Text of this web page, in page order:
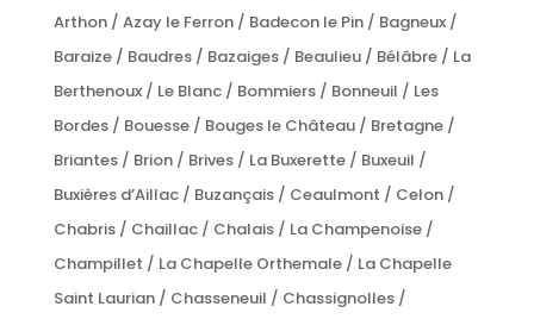
Arthon / Azay le Ferron / Badecon le Pin / Bagneux /
Baraize / Baudres / Bazaiges / Beaulieu / Bélâbre / La
Berthenoux / Le Blanc / Bommiers / Bonneuil / Les
Bordes / Bouesse / Bouges le Château / Bretagne /
Briantes / Brion / Brives / La Buxerette / Buxeuil /
Buxières d’Aillac / Buzançais / Ceaulmont / Celon /
Chabris / Chaillac / Chalais / La Champenoise /
Champillet / La Chapelle Orthemale / La Chapelle
Saint Laurian / Chasseneuil / Chassignolles /